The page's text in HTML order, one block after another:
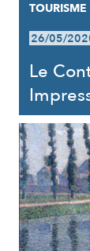
TOURISME
26/05/
Le